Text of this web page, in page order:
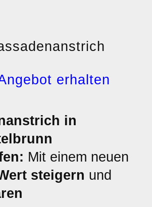
erhalten
in
Mit einem neuen
steigern und